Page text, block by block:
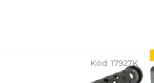
Kód: 17927K